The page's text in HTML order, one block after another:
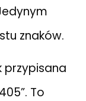
znaków.
przypisana
To